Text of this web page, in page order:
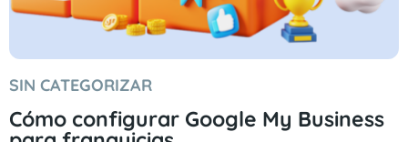
SIN CATEGORIZAR
Cómo configurar Google My Business